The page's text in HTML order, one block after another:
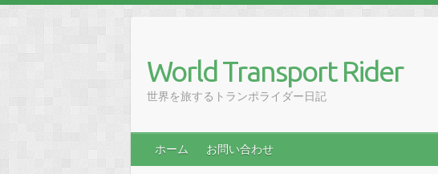
content
World Transport Rider
世界を旅するトランポライダー日記
ホーム お問い合わせ